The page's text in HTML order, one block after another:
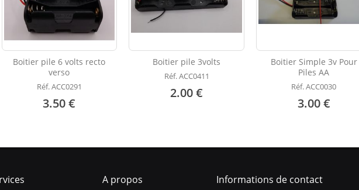
Boitier pile 6 volts recto
verso
Réf. ACC0291
3.50 €
Boitier pile 3volts
Réf. ACC0411
2.00 €
Boitier Simple 3v Pour
Piles AA
Réf. ACC0030
3.00 €
A propos Informations de contact